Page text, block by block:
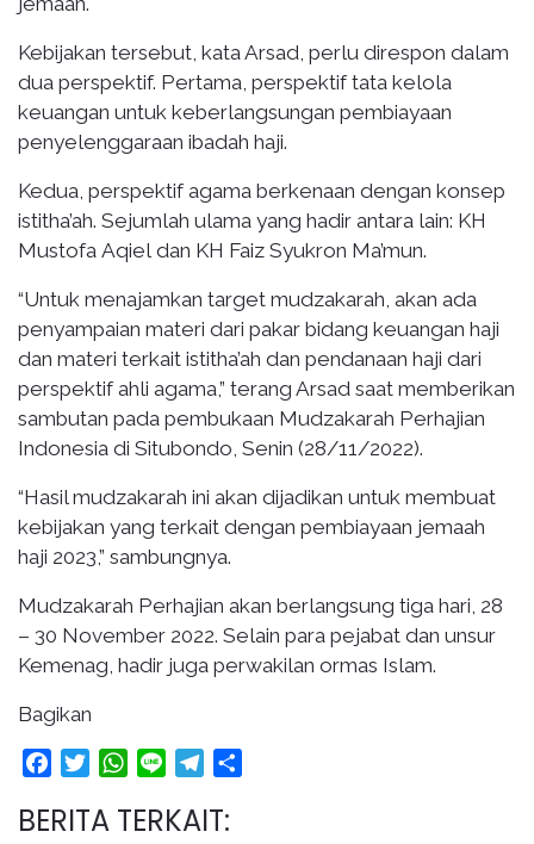
Kebijakan tersebut, kata Arsad, perlu direspon dalam
dua perspektif. Pertama, perspektif tata kelola
keuangan untuk keberlangsungan pembiayaan
penyelenggaraan ibadah haji.
Kedua, perspektif agama berkenaan dengan konsep
istitha’ah. Sejumlah ulama yang hadir antara lain: KH
Mustofa Aqiel dan KH Faiz Syukron Ma’mun.
“Untuk menajamkan target mudzakarah, akan ada
penyampaian materi dari pakar bidang keuangan haji
dan materi terkait istitha’ah dan pendanaan haji dari
perspektif ahli agama,” terang Arsad saat memberikan
sambutan pada pembukaan Mudzakarah Perhajian
Indonesia di Situbondo, Senin (28/11/2022).
“Hasil mudzakarah ini akan dijadikan untuk membuat
kebijakan yang terkait dengan pembiayaan jemaah
haji 2023,” sambungnya.
Mudzakarah Perhajian akan berlangsung tiga hari, 28
– 30 November 2022. Selain para pejabat dan unsur
Kemenag, hadir juga perwakilan ormas Islam.
Bagikan
FacebookTwitterWhatsApp
Line Telegram
BERITA TERKAIT: